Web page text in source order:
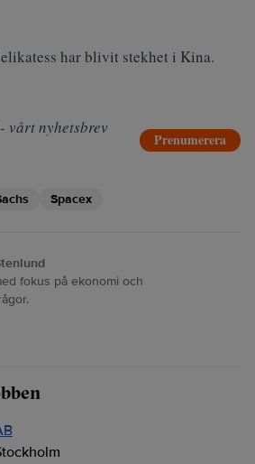
har blivit stekhet i Kina.
vårt nyhetsbrev
Prenumerera
Spacex
fokus på ekonomi och